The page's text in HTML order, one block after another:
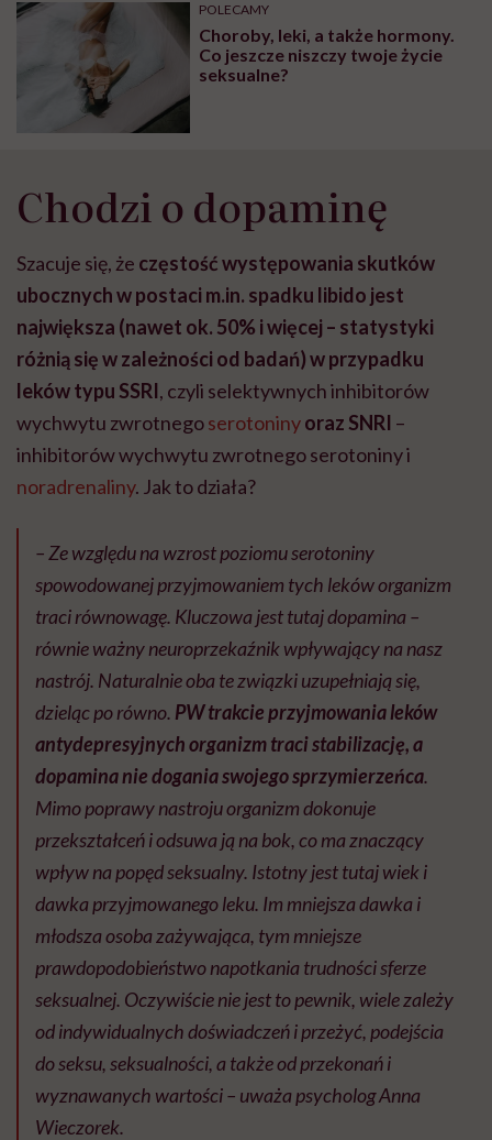
głupota i brak
wyobraźni"
POLECAMY
Choroby, leki, a także hormony.
Co jeszcze niszczy twoje życie
seksualne?
Chodzi o dopaminę
Szacuje się, że częstość występowania skutków
ubocznych w postaci m.in. spadku libido jest
największa (nawet ok. 50% i więcej – statystyki
różnią się w zależności od badań) w przypadku
leków typu SSRI, czyli selektywnych inhibitorów
wychwytu zwrotnegoserotoninyoraz SNRI –
inhibitorów wychwytu zwrotnego serotoniny i
noradrenaliny. Jak to działa?
– Ze względu na wzrost poziomu serotoniny
spowodowanej przyjmowaniem tych leków organizm
traci równowagę. Kluczowa jest tutaj dopamina –
równie ważny neuroprzekaźnik wpływający na nasz
nastrój. Naturalnie oba te związki uzupełniają się,
dzieląc po równo. PW trakcie przyjmowania leków
antydepresyjnych organizm traci stabilizację, a
dopamina nie dogania swojego sprzymierzeńca.
Mimo poprawy nastroju organizm dokonuje
przekształceń i odsuwa ją na bok, co ma znaczący
wpływ na popęd seksualny. Istotny jest tutaj wiek i
dawka przyjmowanego leku. Im mniejsza dawka i
młodsza osoba zażywająca, tym mniejsze
prawdopodobieństwo napotkania trudności sferze
seksualnej. Oczywiście nie jest to pewnik, wiele zależy
od indywidualnych doświadczeń i przeżyć, podejścia
do seksu, seksualności, a także od przekonań i
wyznawanych wartości – uważa psycholog Anna
Wieczorek.